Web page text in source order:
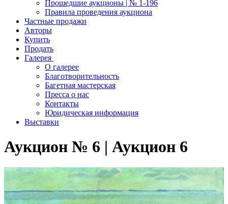
Прошедшие аукционы | № 1-196
Правила проведения аукциона
Частные продажи
Авторы
Купить
Продать
Галерея
О галерее
Благотворительность
Багетная мастерская
Пресса о нас
Контакты
Юридическая информация
Выставки
Аукцион № 6 | Аукцион 6